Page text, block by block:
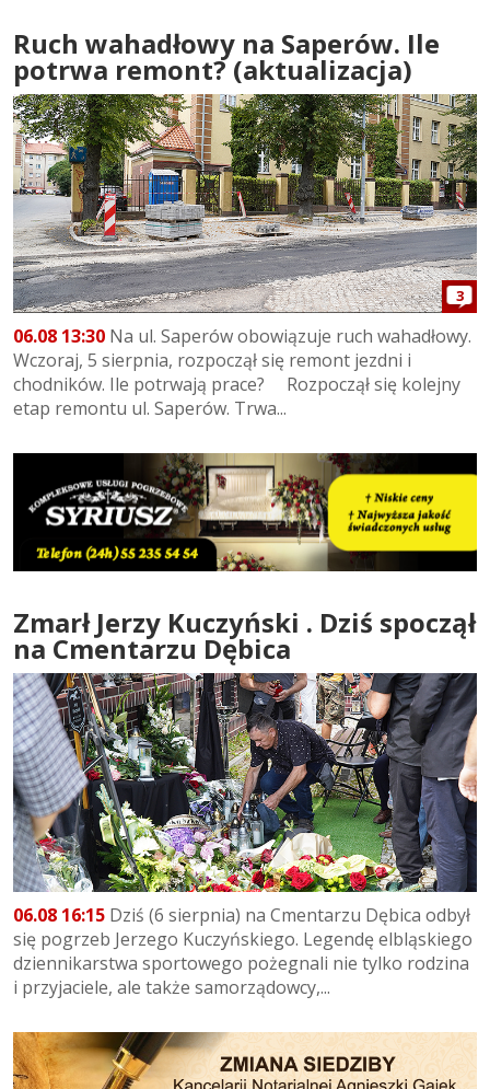
Ruch wahadłowy na Saperów. Ile
potrwa remont? (aktualizacja)
3
06.08 13:30 Na ul. Saperów obowiązuje ruch wahadłowy.
Wczoraj, 5 sierpnia, rozpoczął się remont jezdni i
chodników. Ile potrwają prace? Rozpoczął się kolejny
etap remontu ul. Saperów. Trwa...
Zmarł Jerzy Kuczyński . Dziś spoczął
na Cmentarzu Dębica
06.08 16:15 Dziś (6 sierpnia) na Cmentarzu Dębica odbył
się pogrzeb Jerzego Kuczyńskiego. Legendę elbląskiego
dziennikarstwa sportowego pożegnali nie tylko rodzina
i przyjaciele, ale także samorządowcy,...